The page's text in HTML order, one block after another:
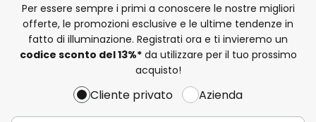
Per essere sempre i primi a conoscere le nostre migliori
offerte, le promozioni esclusive e le ultime tendenze in
fatto di illuminazione. Registrati ora e ti invieremo un
codice sconto del13%*da utilizzare per il tuo prossimo
acquisto!
Cliente privato Azienda